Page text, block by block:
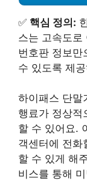
✅ 핵심 정의:
스는 고속도로
번호판 정보
수 있도록 제
하이패스 단말
행료가 정상적
할 수 있어요.
객센터에 전화
할 수 있게 해
비스를 통해